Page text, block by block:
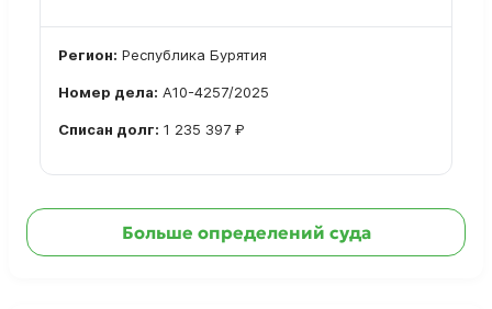
Регион: Республика Бурятия
Номер дела: А10-4257/2025
Списан долг: 1 235 397 ₽
Больше определений суда